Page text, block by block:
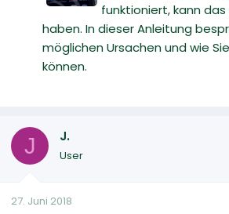
funktioniert, kann
haben. In dieser Anleitung
möglichen Ursachen und wie
können.
J J.
User
27. Juni 2018